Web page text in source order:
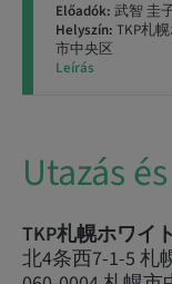
Előadók: 武智 圭
Helyszín: TKP札
市中央区
Leírás
Utazás
TKP札幌ホワイ
北4条西7-1-5 札